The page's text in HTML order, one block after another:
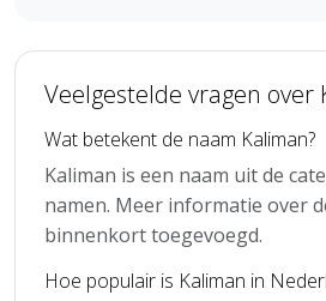
Veelgestelde vragen over
Wat betekent de naam Kaliman?
Kaliman is een naam uit de
namen. Meer informatie over
binnenkort toegevoegd.
Hoe populair is Kaliman in